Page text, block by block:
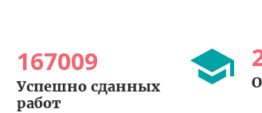
167009
Успешно сданных
работ